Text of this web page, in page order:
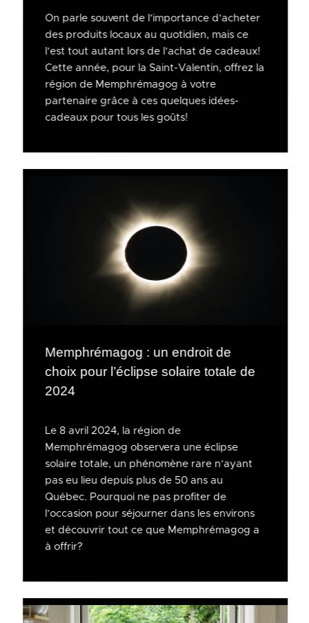
On parle souvent de l’importance d’acheter
des produits locaux au quotidien, mais ce
l’est tout autant lors de l’achat de cadeaux!
Cette année, pour la Saint-Valentin, offrez la
région de Memphrémagog à votre
partenaire grâce à ces quelques idées-
cadeaux pour tous les goûts!
Memphrémagog : un endroit de
choix pour l’éclipse solaire totale de
2024
Le 8 avril 2024, la région de
Memphrémagog observera une éclipse
solaire totale, un phénomène rare n’ayant
pas eu lieu depuis plus de 50 ans au
Québec. Pourquoi ne pas profiter de
l’occasion pour séjourner dans les environs
et découvrir tout ce que Memphrémagog a
à offrir?